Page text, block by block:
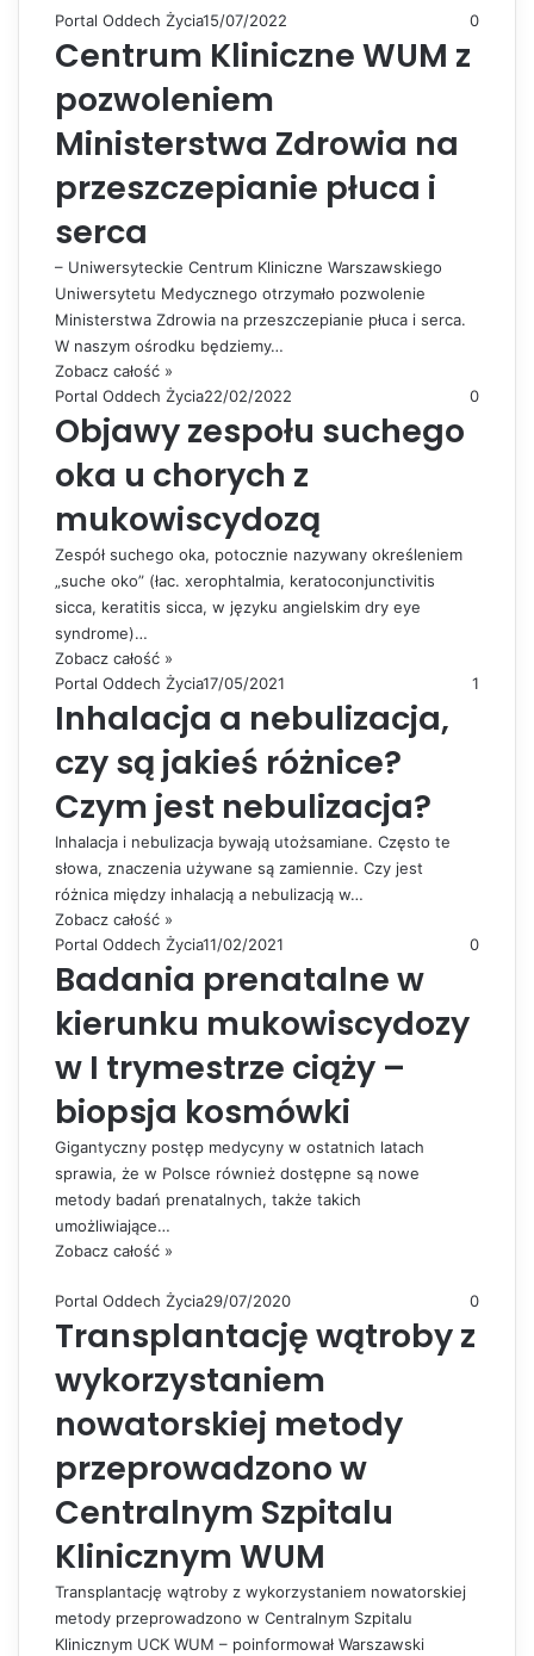
Portal Oddech Życia15/07/2022 0
Centrum Kliniczne WUM z
pozwoleniem
Ministerstwa Zdrowia na
przeszczepianie płuca i
serca
– Uniwersyteckie Centrum Kliniczne Warszawskiego
Uniwersytetu Medycznego otrzymało pozwolenie
Ministerstwa Zdrowia na przeszczepianie płuca i serca.
W naszym ośrodku będziemy…
Zobacz całość »
Portal Oddech Życia22/02/2022 0
Objawy zespołu suchego
oka u chorych z
mukowiscydozą
Zespół suchego oka, potocznie nazywany określeniem
„suche oko” (łac. xerophtalmia, keratoconjunctivitis
sicca, keratitis sicca, w języku angielskim dry eye
syndrome)…
Zobacz całość »
Portal Oddech Życia17/05/2021 1
Inhalacja a nebulizacja,
czy są jakieś różnice?
Czym jest nebulizacja?
Inhalacja i nebulizacja bywają utożsamiane. Często te
słowa, znaczenia używane są zamiennie. Czy jest
różnica między inhalacją a nebulizacją w…
Zobacz całość »
Portal Oddech Życia11/02/2021 0
Badania prenatalne w
kierunku mukowiscydozy
w I trymestrze ciąży –
biopsja kosmówki
Gigantyczny postęp medycyny w ostatnich latach
sprawia, że w Polsce również dostępne są nowe
metody badań prenatalnych, także takich
umożliwiające…
Zobacz całość »
Portal Oddech Życia29/07/2020 0
Transplantację wątroby z
wykorzystaniem
nowatorskiej metody
przeprowadzono w
Centralnym Szpitalu
Klinicznym WUM
Transplantację wątroby z wykorzystaniem nowatorskiej
metody przeprowadzono w Centralnym Szpitalu
Klinicznym UCK WUM – poinformował Warszawski